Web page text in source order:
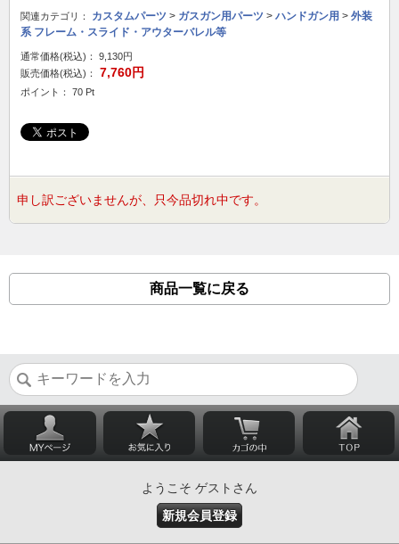
関連カテゴリ： カスタムパーツ > ガスガン用パーツ > ハンドガン用 > 外装
系 フレーム・スライド・アウターバレル等
通常価格(税込)：
9,130円
販売価格(税込)：
7,760円
ポイント： 70 Pt
申し訳ございませんが、只今品切れ中です。
商品一覧に戻る
ようこそ ゲストさん
新規会員登録